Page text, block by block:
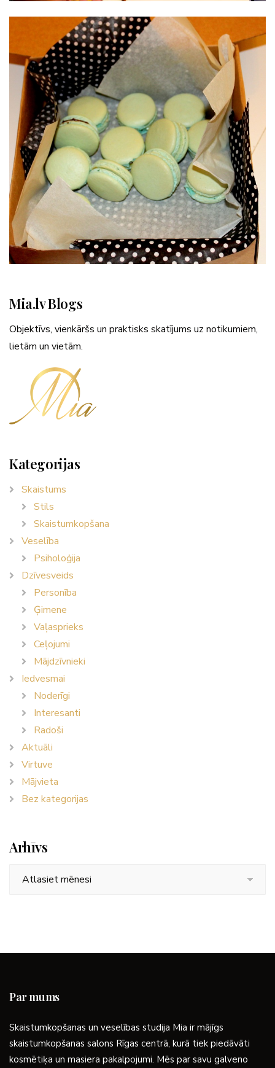
Mia.lv Blogs
Objektīvs, vienkāršs un praktisks skatījums uz notikumiem,
lietām un vietām.
Kategorijas
Skaistums
Stils
Skaistumkopšana
Veselība
Psiholoģija
Dzīvesveids
Personība
Ģimene
Vaļasprieks
Ceļojumi
Mājdzīvnieki
Iedvesmai
Noderīgi
Interesanti
Radoši
Aktuāli
Virtuve
Mājvieta
Bez kategorijas
Arhīvs
Par mums
Skaistumkopšanas un veselības studija Mia ir mājīgs
skaistumkopšanas salons Rīgas centrā, kurā tiek piedāvāti
kosmētiķa un masiera pakalpojumi. Mēs par savu galveno